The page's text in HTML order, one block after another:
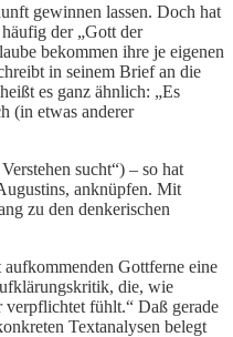
gewinnen lassen. Doch hat
der „Gott der
bekommen ihre je eigenen
in seinem Brief an die
es ganz ähnlich: „Es
(in etwas anderer
sucht“) – so hat
anknüpfen. Mit
zu den denkerischen
Gottferne eine
die, wie
verpflichtet fühlt.“ Daß gerade
Textanalysen belegt